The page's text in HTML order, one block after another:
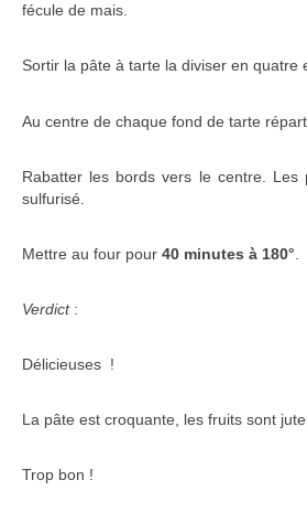
fécule de mais.
Sortir la pâte à tarte la diviser en quatre
Au centre de chaque fond de tarte
Rabatter les bords vers le centre.
sulfurisé.
Mettre au four pour 40 minutes à 180°
Verdict:
Délicieuses !
La pâte est croquante, les fruits sont
Trop bon !